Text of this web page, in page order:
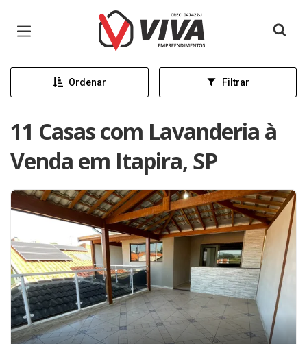
Página inicial
Ordenar Filtrar
11 Casas com Lavanderia à
Venda em Itapira, SP